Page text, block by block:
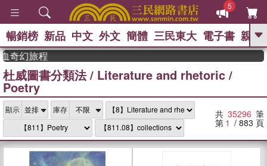
5
GO
熱搜： 東野圭吾 、 高希均教授回憶錄
史是一群喵 、 暑期推薦 、 國際布克
獎 臺灣漫遊錄 、 方念華 、 台灣的李
登輝時代 、 數學女孩：黎曼猜想 、
偉大的迷走神經
暢銷榜 新品 中文 外文 簡體 三民東大 電子書 親子
旅程
杜威圖書分類法/ Literature and rhetoric /
Poetry
顯示 庫存 共 35296 筆
第 1 / 883 頁